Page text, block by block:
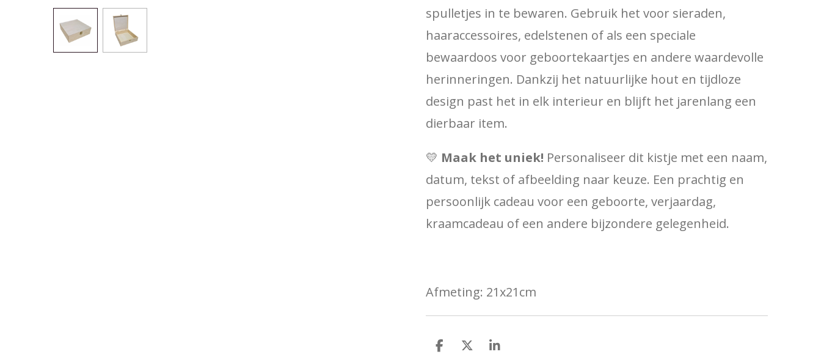
spulletjes in te bewaren. Gebruik het voor sieraden,
haaraccessoires, edelstenen of als een speciale
bewaardoos voor geboortekaartjes en andere waardevolle
herinneringen. Dankzij het natuurlijke hout en tijdloze
design past het in elk interieur en blijft het jarenlang een
dierbaar item.
💛 Maak het uniek! Personaliseer dit kistje met een naam,
datum, tekst of afbeelding naar keuze. Een prachtig en
persoonlijk cadeau voor een geboorte, verjaardag,
kraamcadeau of een andere bijzondere gelegenheid.
Afmeting: 21x21cm
D
D
S